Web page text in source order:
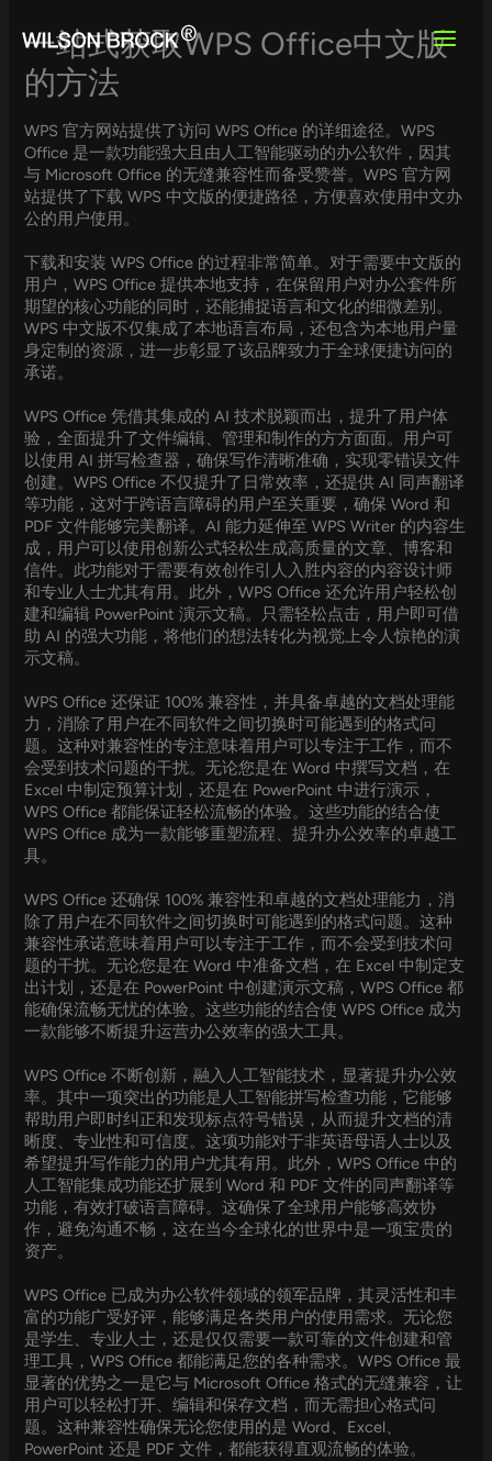
content
一站式获取WPS Office中文版
的方法
WPS 官方网站提供了访问 WPS Office 的详细途径。WPS
Office 是一款功能强大且由人工智能驱动的办公软件，因其
与 Microsoft Office 的无缝兼容性而备受赞誉。WPS 官方网
站提供了下载 WPS 中文版的便捷路径，方便喜欢使用中文办
公的用户使用。
下载和安装 WPS Office 的过程非常简单。对于需要中文版的
用户，WPS Office 提供本地支持，在保留用户对办公套件所
期望的核心功能的同时，还能捕捉语言和文化的细微差别。
WPS 中文版不仅集成了本地语言布局，还包含为本地用户量
身定制的资源，进一步彰显了该品牌致力于全球便捷访问的
承诺。
WPS Office 凭借其集成的 AI 技术脱颖而出，提升了用户体
验，全面提升了文件编辑、管理和制作的方方面面。用户可
以使用 AI 拼写检查器，确保写作清晰准确，实现零错误文件
创建。WPS Office 不仅提升了日常效率，还提供 AI 同声翻译
等功能，这对于跨语言障碍的用户至关重要，确保 Word 和
PDF 文件能够完美翻译。AI 能力延伸至 WPS Writer 的内容生
成，用户可以使用创新公式轻松生成高质量的文章、博客和
信件。此功能对于需要有效创作引人入胜内容的内容设计师
和专业人士尤其有用。此外，WPS Office 还允许用户轻松创
建和编辑 PowerPoint 演示文稿。只需轻松点击，用户即可借
助 AI 的强大功能，将他们的想法转化为视觉上令人惊艳的演
示文稿。
WPS Office 还保证 100% 兼容性，并具备卓越的文档处理能
力，消除了用户在不同软件之间切换时可能遇到的格式问
题。这种对兼容性的专注意味着用户可以专注于工作，而不
会受到技术问题的干扰。无论您是在 Word 中撰写文档，在
Excel 中制定预算计划，还是在 PowerPoint 中进行演示，
WPS Office 都能保证轻松流畅的体验。这些功能的结合使
WPS Office 成为一款能够重塑流程、提升办公效率的卓越工
具。
WPS Office 还确保 100% 兼容性和卓越的文档处理能力，消
除了用户在不同软件之间切换时可能遇到的格式问题。这种
兼容性承诺意味着用户可以专注于工作，而不会受到技术问
题的干扰。无论您是在 Word 中准备文档，在 Excel 中制定支
出计划，还是在 PowerPoint 中创建演示文稿，WPS Office 都
能确保流畅无忧的体验。这些功能的结合使 WPS Office 成为
一款能够不断提升运营办公效率的强大工具。
WPS Office 不断创新，融入人工智能技术，显著提升办公效
率。其中一项突出的功能是人工智能拼写检查功能，它能够
帮助用户即时纠正和发现标点符号错误，从而提升文档的清
晰度、专业性和可信度。这项功能对于非英语母语人士以及
希望提升写作能力的用户尤其有用。此外，WPS Office 中的
人工智能集成功能还扩展到 Word 和 PDF 文件的同声翻译等
功能，有效打破语言障碍。这确保了全球用户能够高效协
作，避免沟通不畅，这在当今全球化的世界中是一项宝贵的
资产。
WPS Office 已成为办公软件领域的领军品牌，其灵活性和丰
富的功能广受好评，能够满足各类用户的使用需求。无论您
是学生、专业人士，还是仅仅需要一款可靠的文件创建和管
理工具，WPS Office 都能满足您的各种需求。WPS Office 最
显著的优势之一是它与 Microsoft Office 格式的无缝兼容，让
用户可以轻松打开、编辑和保存文档，而无需担心格式问
题。这种兼容性确保无论您使用的是 Word、Excel、
PowerPoint 还是 PDF 文件，都能获得直观流畅的体验。